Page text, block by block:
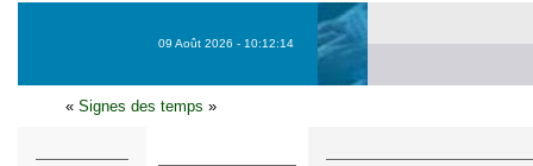
09 Août 2026 - 10:12:14
« Signes des temps »